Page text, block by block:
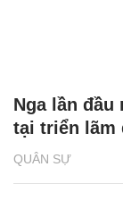
QUÂN SỰ
Nga lần
tại triển lãm